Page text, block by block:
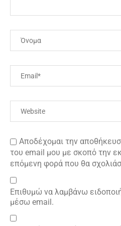
Αποδέχομαι την
του email μου με σκοπό την
επόμενη φορά που θα
Επιθυμώ να λαμβάνω
μέσω email.